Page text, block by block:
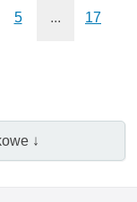
5 ... 17
↓